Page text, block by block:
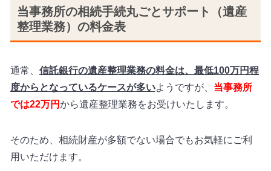
当事務所の相続手続丸ごとサポート（遺産
整理業務）の料金表
通常、 信託銀行の遺産整理業務の料金は、最低100万円程
度からとなっているケースが多いようですが、 当事務所
では22万円から遺産整理業務をお受けいたします。
そのため、相続財産が多額でない場合でもお気軽にご利
用いただけます。